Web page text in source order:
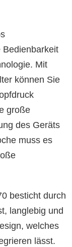
Bedienbarkeit
Mit
können Sie
große
des Geräts
muss es
besticht durch
langlebig und
welches
lässt.